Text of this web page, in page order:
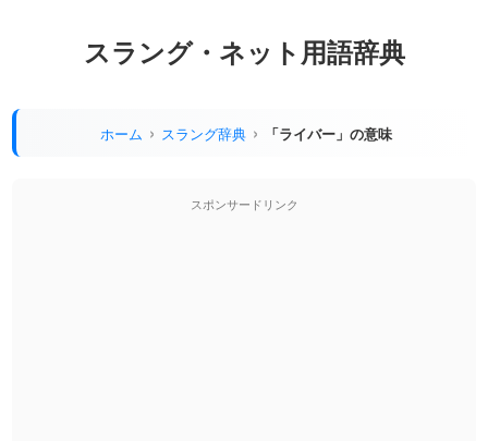
スラング・ネット用語辞典
ホーム スラング辞典 「ライバー」の意味
スポンサードリンク